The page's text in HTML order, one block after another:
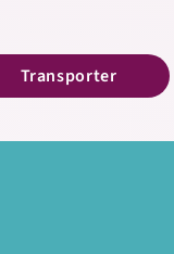
Transporter